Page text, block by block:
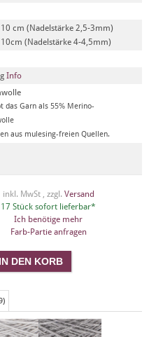
cm (Nadelstärke 2,5-3mm)
(Nadelstärke 4-4,5mm)
Info
das Garn als 55% Merino-
aus mulesing-freien Quellen.
inkl. MwSt , zzgl. Versand
17 Stück sofort lieferbar*
Ich benötige mehr
Farb-Partie anfragen